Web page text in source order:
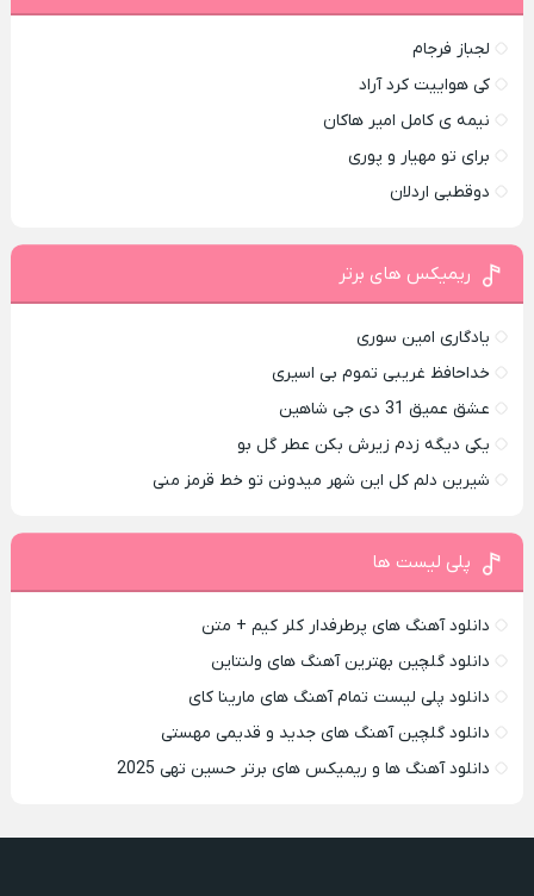
لجباز فرجام
کی هواییت کرد آراد
نیمه ی کامل امیر هاکان
برای تو مهیار و پوری
دوقطبی اردلان
ریمیکس های برتر
یادگاری امین سوری
خداحافظ غریبی تموم بی اسیری
عشق عمیق 31 دی جی شاهین
یکی دیگه زدم زیرش بکن عطر گل بو
شیرین دلم کل این شهر میدونن تو خط قرمز منی
پلی لیست ها
دانلود آهنگ های پرطرفدار کلر کیم + متن
دانلود گلچین بهترین آهنگ های ولنتاین
دانلود پلی لیست تمام آهنگ های مارینا کای
دانلود گلچین آهنگ های جدید و قدیمی مهستی
دانلود آهنگ ها و ریمیکس های برتر حسین تهی 2025